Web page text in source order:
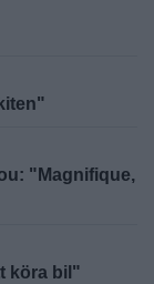
"Magnifique,
köra bil"